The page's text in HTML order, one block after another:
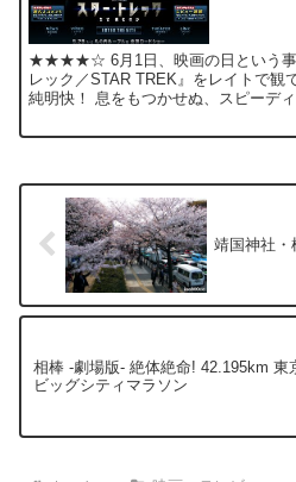
★★★★☆ 6月1日、映画の日という事
レック／STAR TREK』をレイトで観
純明快！ 息をもつかせぬ、スピーデ
靖国神社・
相棒 -劇場版- 絶体絶命! 42.195km 東
ビッグシティマラソン